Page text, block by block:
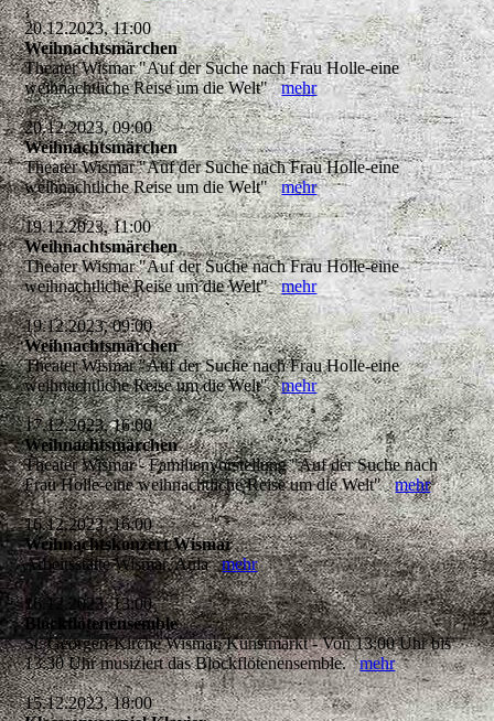
20.12.2023, 11:00
Weihnachtsmärchen
Theater Wismar "Auf der Suche nach Frau Holle-eine
weihnachtliche Reise um die Welt"mehr
20.12.2023, 09:00
Weihnachtsmärchen
Theater Wismar "Auf der Suche nach Frau Holle-eine
weihnachtliche Reise um die Welt"mehr
19.12.2023, 11:00
Weihnachtsmärchen
Theater Wismar "Auf der Suche nach Frau Holle-eine
weihnachtliche Reise um die Welt"mehr
19.12.2023, 09:00
Weihnachtsmärchen
Theater Wismar "Auf der Suche nach Frau Holle-eine
weihnachtliche Reise um die Welt"mehr
17.12.2023, 16:00
Weihnachtsmärchen
Theater Wismar - Familienvorstellung "Auf der Suche nach
Frau Holle-eine weihnachtliche Reise um die Welt"mehr
16.12.2023, 16:00
Weihnachtskonzert Wismar
Arbeitsstätte Wismar, Aulamehr
16.12.2023, 13:00
Blockflötenensemble
St. Georgen-Kirche Wismar, Kunstmarkt - Von 13:00 Uhr bis
13:30 Uhr musiziert das Blockflötenensemble.mehr
15.12.2023, 18:00